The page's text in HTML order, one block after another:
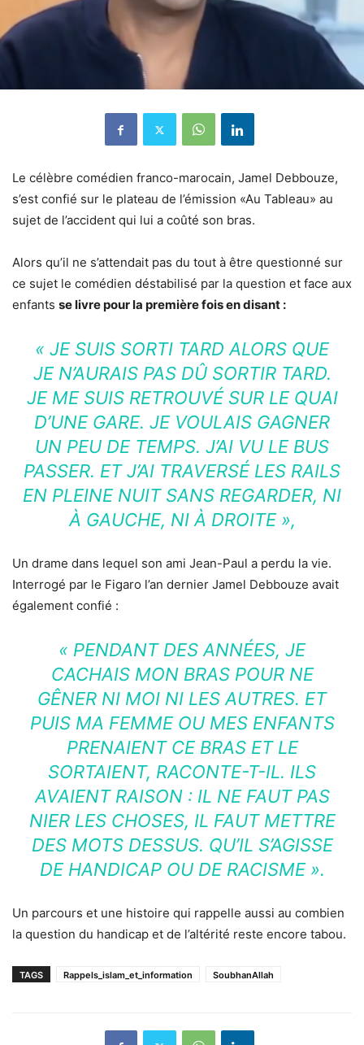
Le célèbre comédien franco-marocain, Jamel Debbouze,
s’est confié sur le plateau de l’émission «Au Tableau» au
sujet de l’accident qui lui a coûté son bras.
Alors qu’il ne s’attendait pas du tout à être questionné sur
ce sujet le comédien déstabilisé par la question et face aux
enfants se livre pour la première fois en disant :
« JE SUIS SORTI TARD ALORS QUE
JE N’AURAIS PAS DÛ SORTIR TARD.
JE ME SUIS RETROUVÉ SUR LE QUAI
D’UNE GARE. JE VOULAIS GAGNER
UN PEU DE TEMPS. J’AI VU LE BUS
PASSER. ET J’AI TRAVERSÉ LES RAILS
EN PLEINE NUIT SANS REGAR­DER, NI
À GAUCHE, NI À DROITE »,
Un drame dans lequel son ami Jean-Paul a perdu la vie.
Interrogé par le Figaro l’an dernier Jamel Debbouze avait
également confié :
« PENDANT DES ANNÉES, JE
CACHAIS MON BRAS POUR NE
GÊNER NI MOI NI LES AUTRES. ET
PUIS MA FEMME OU MES ENFANTS
PRENAIENT CE BRAS ET LE
SORTAIENT, RACONTE-T-IL. ILS
AVAIENT RAISON : IL NE FAUT PAS
NIER LES CHOSES, IL FAUT METTRE
DES MOTS DESSUS. QU’IL S’AGISSE
DE HANDICAP OU DE RACISME».
Un parcours et une histoire qui rappelle aussi au combien
la question du handicap et de l’altérité reste encore tabou.
TAGS Rappels_islam_et_information SoubhanAllah